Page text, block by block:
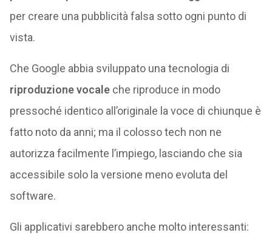
per creare una pubblicità falsa sotto ogni punto di
vista.
Che Google abbia sviluppato una tecnologia di
riproduzione vocaleche riproduce in modo
pressoché identico all’originale la voce di chiunque è
fatto noto da anni; ma il colosso tech non ne
autorizza facilmente l’impiego, lasciando che sia
accessibile solo la versione meno evoluta del
software.
Gli applicativi sarebbero anche molto interessanti: